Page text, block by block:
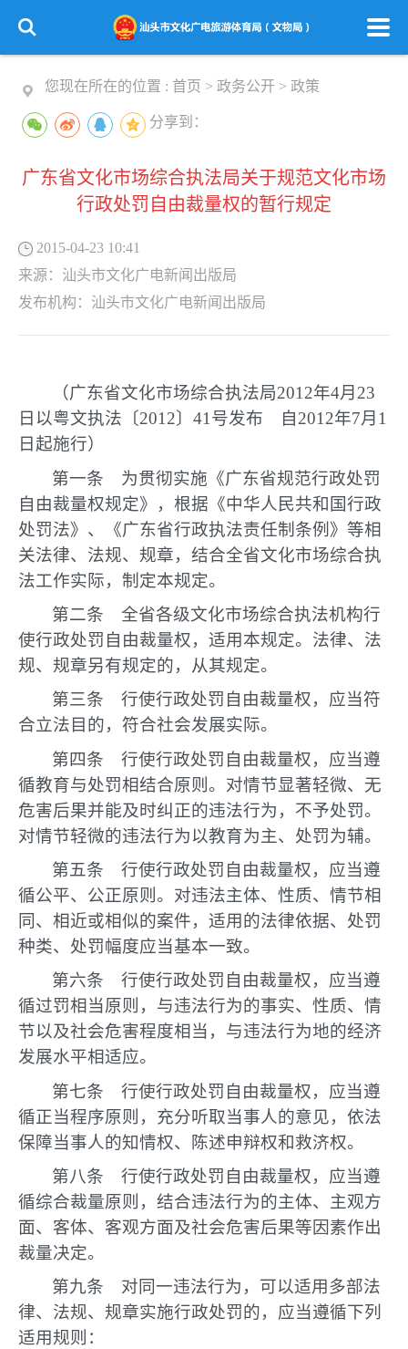
您现在所在的位置 : 首页 > 政务公开 > 政策
分享到：
广东省文化市场综合执法局关于规范文化市场
行政处罚自由裁量权的暂行规定
2015-04-23 10:41
来源： 汕头市文化广电新闻出版局
发布机构： 汕头市文化广电新闻出版局
（广东省文化市场综合执法局2012年4月23
日以粤文执法〔2012〕41号发布 自2012年7月1
日起施行）
第一条 为贯彻实施《广东省规范行政处罚
自由裁量权规定》，根据《中华人民共和国行政
处罚法》、《广东省行政执法责任制条例》等相
关法律、法规、规章，结合全省文化市场综合执
法工作实际，制定本规定。
第二条 全省各级文化市场综合执法机构行
使行政处罚自由裁量权，适用本规定。法律、法
规、规章另有规定的，从其规定。
第三条 行使行政处罚自由裁量权，应当符
合立法目的，符合社会发展实际。
第四条 行使行政处罚自由裁量权，应当遵
循教育与处罚相结合原则。对情节显著轻微、无
危害后果并能及时纠正的违法行为，不予处罚。
对情节轻微的违法行为以教育为主、处罚为辅。
第五条 行使行政处罚自由裁量权，应当遵
循公平、公正原则。对违法主体、性质、情节相
同、相近或相似的案件，适用的法律依据、处罚
种类、处罚幅度应当基本一致。
第六条 行使行政处罚自由裁量权，应当遵
循过罚相当原则，与违法行为的事实、性质、情
节以及社会危害程度相当，与违法行为地的经济
发展水平相适应。
第七条 行使行政处罚自由裁量权，应当遵
循正当程序原则，充分听取当事人的意见，依法
保障当事人的知情权、陈述申辩权和救济权。
第八条 行使行政处罚自由裁量权，应当遵
循综合裁量原则，结合违法行为的主体、主观方
面、客体、客观方面及社会危害后果等因素作出
裁量决定。
第九条 对同一违法行为，可以适用多部法
律、法规、规章实施行政处罚的，应当遵循下列
适用规则：